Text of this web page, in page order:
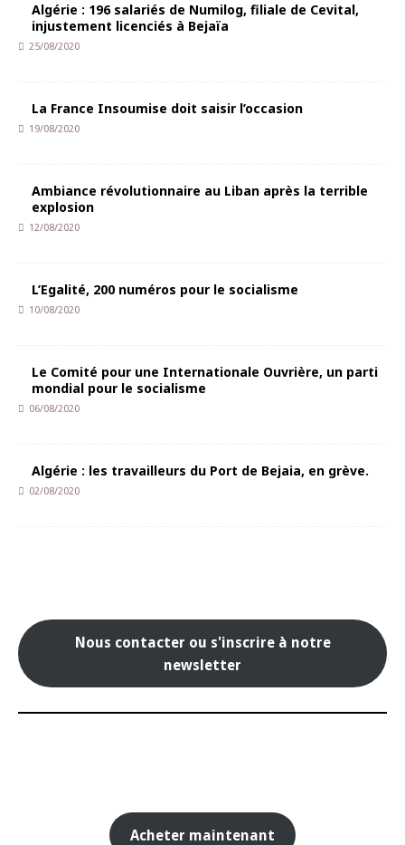
Algérie : 196 salariés de Numilog, filiale de Cevital,
injustement licenciés à Bejaïa
25/08/2020
La France Insoumise doit saisir l’occasion
19/08/2020
Ambiance révolutionnaire au Liban après la terrible
explosion
12/08/2020
L’Egalité, 200 numéros pour le socialisme
10/08/2020
Le Comité pour une Internationale Ouvrière, un parti
mondial pour le socialisme
06/08/2020
Algérie : les travailleurs du Port de Bejaia, en grève.
02/08/2020
Nous contacter ou s'inscrire à notre
newsletter
Acheter maintenant